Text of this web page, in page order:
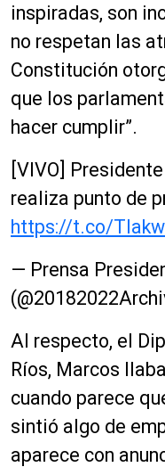
inspiradas, son
no respetan las
Constitución
que los
hacer cumplir”.
[VIVO] Presidente
realiza punto de
https://t.co/
— Prensa
Al respecto, el
Ríos, Marcos
cuando parece
sintió algo de
aparece con